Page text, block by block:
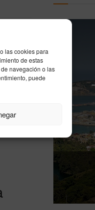
las cookies para
de estas
navegación o las
puede